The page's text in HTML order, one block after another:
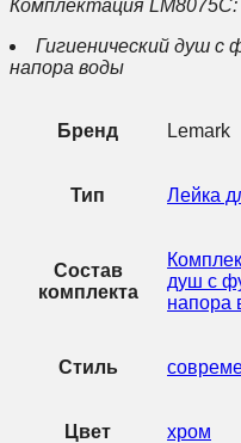
Комплектация LM8075C:
Гигиенический душ с
напора воды
Бренд Lemark
Тип Лейка
Состав
комплекта
душ с
напора
Стиль
Цвет хром